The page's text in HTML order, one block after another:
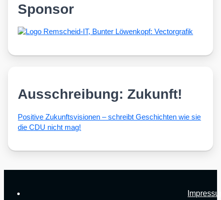
Sponsor
Ausschreibung: Zukunft!
Posi­ti­ve Zukunfts­vi­sio­nen – schreibt Geschich­ten wie sie
die CDU nicht mag!